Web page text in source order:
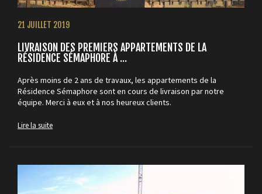
21 JUILLET 2019
LIVRAISON DES PREMIERS APPARTEMENTS DE LA
RÉSIDENCE SÉMAPHORE À ...
Après moins de 2 ans de travaux, les appartements de la
Résidence Sémaphore sont en cours de livraison par notre
équipe. Merci à eux et à nos heureux clients.
Lire la suite